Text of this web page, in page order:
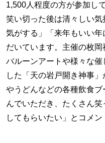
1,500人程度の方が参加し
笑い切った後は清々しい
気がする」「来年もいい
だいています。主催の枚
バルーンアートや様々な
した「天の岩戸開き神事
やうどんなどの各種飲食
んでいただき、たくさん
してもらいたい」とコメン